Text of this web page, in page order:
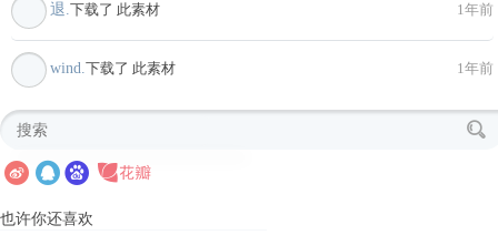
退.下载了 此素材 1年前
wind.下载了 此素材 1年前
也许你还喜欢